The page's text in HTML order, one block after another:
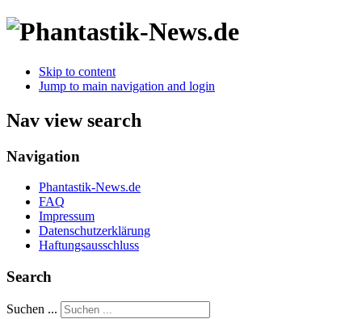
Skip to content
Jump to main navigation and login
Nav view search
Navigation
Phantastik-News.de
FAQ
Impressum
Datenschutzerklärung
Haftungsausschluss
Search
Suchen ...